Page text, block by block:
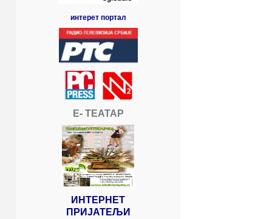
интерет портал
Е- ТЕАТАР
ИНТЕРНЕТ
ПРИЈАТЕЉИ